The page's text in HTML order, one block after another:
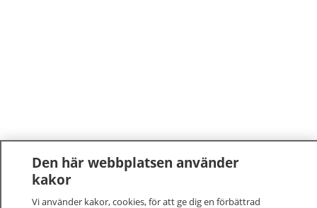
Den här webbplatsen använder
kakor
Vi använder kakor, cookies, för att ge dig en förbättrad